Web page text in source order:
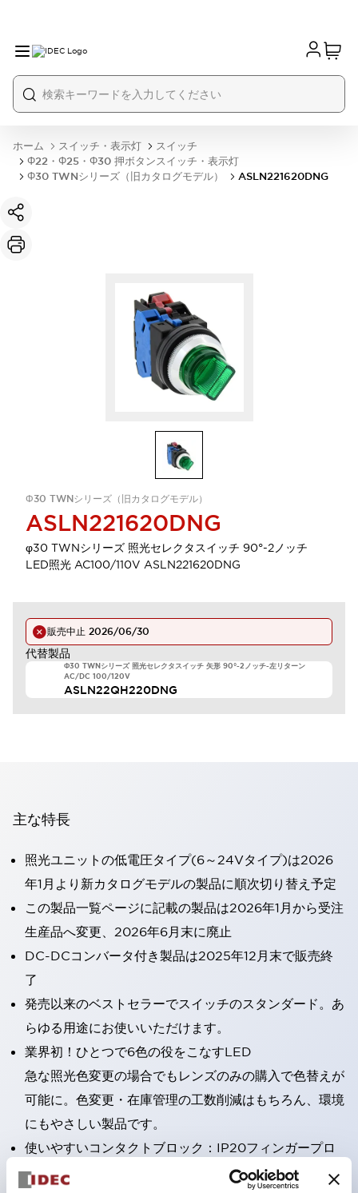
ホーム スイッチ・表示灯
スイッチ
Φ22・Φ25・Φ30 押ボタンスイッチ・表示灯
Φ30 TWNシリーズ（旧カタログモデル）
ASLN221620DNG
Φ30 TWNシリーズ（旧カタログモデル）
ASLN221620DNG
φ30 TWNシリーズ 照光セレクタスイッチ 90°-2ノッチ
LED照光 AC100/110V ASLN221620DNG
販売中止 2026/06/30
代替製品
Φ30 TWNシリーズ 照光セレクタスイッチ 矢形 90°-2ノッチ-左リターン
AC/DC 100/120V
ASLN22QH220DNG
主な特長
照光ユニットの低電圧タイプ(6～24Vタイプ)は2026
年1月より新カタログモデルの製品に順次切り替え予定
この製品一覧ページに記載の製品は2026年1月から受注
生産品へ変更、2026年6月末に廃止
DC-DCコンバータ付き製品は2025年12月末で販売終
了
発売以来のベストセラーでスイッチのスタンダード。あ
らゆる用途にお使いいただけます。
業界初！ひとつで6色の役をこなすLED
急な照光色変更の場合でもレンズのみの購入で色替えが
可能に。色変更・在庫管理の工数削減はもちろん、環境
にもやさしい製品です。
使いやすいコンタクトブロック：IP20フィンガープロ
テクション構造、簡単取付け／取外し、ねじ脱落防止、